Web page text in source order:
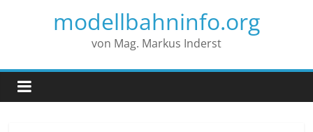
modellbahninfo.org
von Mag. Markus Inderst